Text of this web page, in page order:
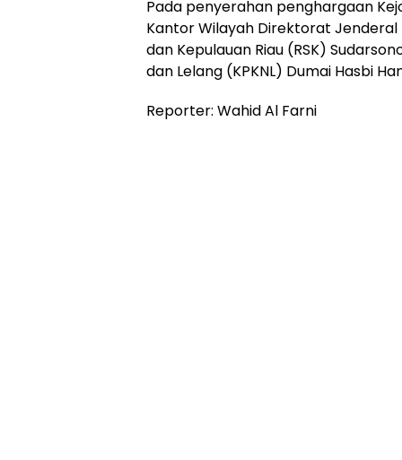
Pada penyerahan penghargaan
Kantor Wilayah Direktorat Jenderal
dan Kepulauan Riau (RSK)
dan Lelang (KPKNL) Dumai Hasbi
Reporter: Wahid Al Farni